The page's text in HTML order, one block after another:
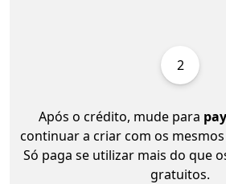
2
Após o crédito, mude para
continuar a criar com os
Só paga se utilizar mais do que
gratuitos.